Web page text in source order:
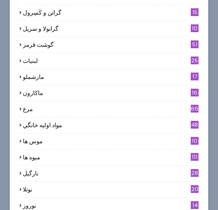
گراتن و كَسِرول 15
گرانولا و سريل 10
گوشت قرمز 51
لبنيات 25
مارشملو 17
ماکارون 16
مرغ 66
مواد اوليه خانگي 48
موس ها 10
میوه ها 111
نارگيل 28
نوتلا 20
نوروز
14